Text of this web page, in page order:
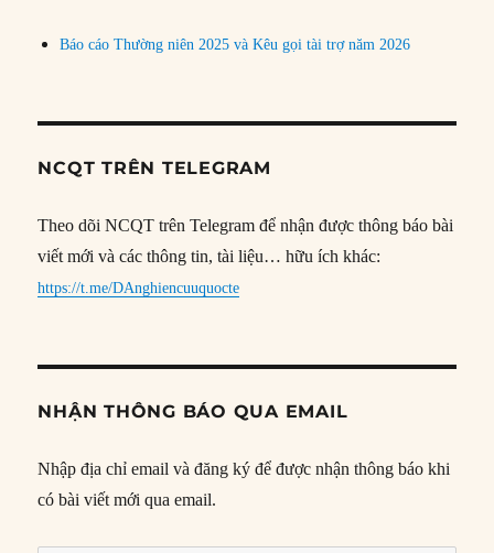
Báo cáo Thường niên 2025 và Kêu gọi tài trợ năm 2026
NCQT TRÊN TELEGRAM
Theo dõi NCQT trên Telegram để nhận được thông báo bài
viết mới và các thông tin, tài liệu… hữu ích khác:
https://t.me/DAnghiencuuquocte
NHẬN THÔNG BÁO QUA EMAIL
Nhập địa chỉ email và đăng ký để được nhận thông báo khi
có bài viết mới qua email.